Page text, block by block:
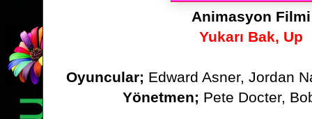
Animasyon Filmi
Yukarı Bak, Up
Oyuncular; Edward Asner, Jordan
Yönetmen; Pete Docter,